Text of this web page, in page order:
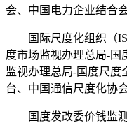
会、中国电力企业结合会
国际尺度化组织（
度市场监视办理总局-国
监视办理总局-国度尺度
台、中国通信尺度化协
国度发改委价钱监测